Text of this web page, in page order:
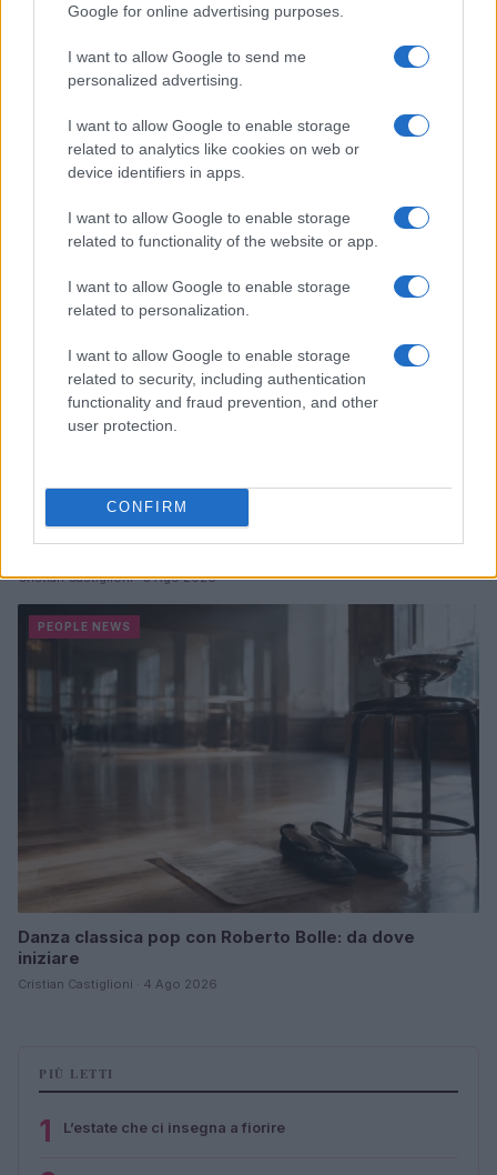
Google for online advertising purposes.
I want to allow Google to send me
personalized advertising.
I want to allow Google to enable storage
related to analytics like cookies on web or
device identifiers in apps.
I want to allow Google to enable storage
related to functionality of the website or app.
I want to allow Google to enable storage
related to personalization.
I want to allow Google to enable storage
related to security, including authentication
functionality and fraud prevention, and other
user protection.
CONFIRM
La sfida di ResQ per riprendere le operazioni di
soccorso dopo il ciclone Harry
Cristian Castiglioni · 6 Ago 2026
PEOPLE NEWS
Club sociali a pagamento: vantaggi e svantaggi di un
Cristian Castiglioni · 5 Ago 2026
PEOPLE NEWS
Danza classica pop con Roberto Bolle: da dove
iniziare
Cristian Castiglioni · 4 Ago 2026
PIÙ LETTI
1 L’estate che ci insegna a fiorire